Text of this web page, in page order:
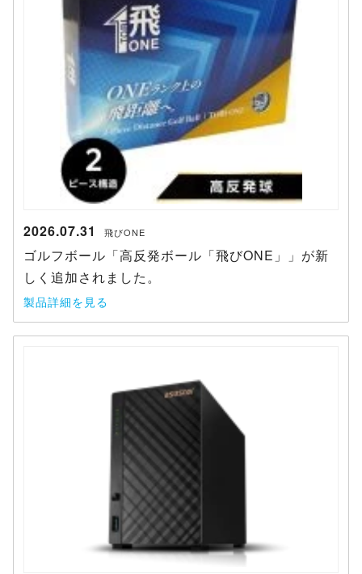
2026.07.31 飛びONE
ゴルフボール「高反発ボール「飛びONE」」が新
しく追加されました。
製品詳細を見る